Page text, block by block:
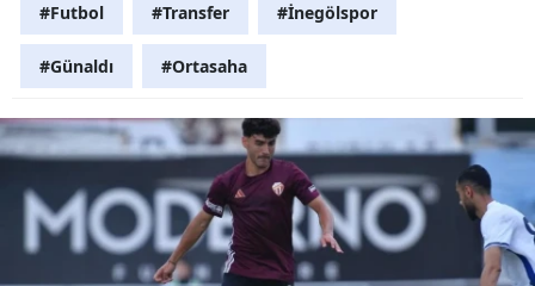
#Futbol #Transfer #İnegölspor
#Günaldı #Ortasaha